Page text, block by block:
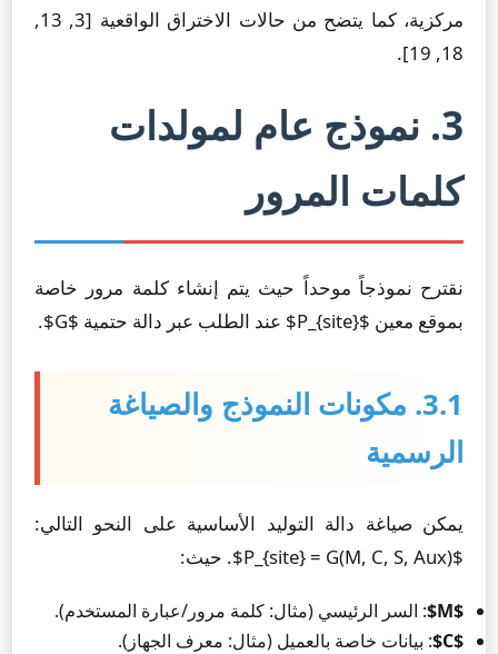
مركزية، كما يتضح من حالات الاختراق الواقعية [3, 13,
18, 19].
3. نموذج عام لمولدات
كلمات المرور
نقترح نموذجاً موحداً حيث يتم إنشاء كلمة مرور خاصة
بموقع معين $P_{site}$ عند الطلب عبر دالة حتمية $G$.
3.1. مكونات النموذج والصياغة
الرسمية
يمكن صياغة دالة التوليد الأساسية على النحو التالي:
$P_{site} = G(M, C, S, Aux)$. حيث:
$M$
: السر الرئيسي (مثال: كلمة مرور/عبارة المستخدم).
$C$
: بيانات خاصة بالعميل (مثال: معرف الجهاز).